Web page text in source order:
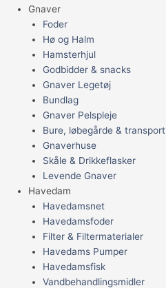
Gnaver
Foder
Hø og Halm
Hamsterhjul
Godbidder & snacks
Gnaver Legetøj
Bundlag
Gnaver Pelspleje
Bure, løbegårde & transport
Gnaverhuse
Skåle & Drikkeflasker
Levende Gnaver
Havedam
Havedamsnet
Havedamsfoder
Filter & Filtermaterialer
Havedams Pumper
Havedamsfisk
Vandbehandlingsmidler